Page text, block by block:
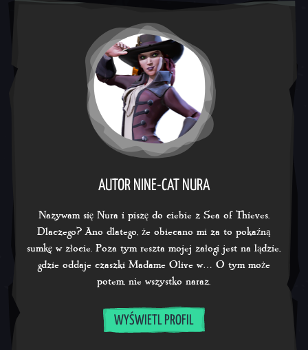
AUTOR NINE-CAT NURA
Nazywam się Nura i piszę do ciebie z Sea of Thieves.
Dlaczego? Ano dlatego, że obiecano mi za to pokaźną
sumkę w złocie. Poza tym reszta mojej załogi jest na lądzie,
gdzie oddaje czaszki Madame Olive w… O tym może
potem, nie wszystko naraz.
WYŚWIETL PROFIL